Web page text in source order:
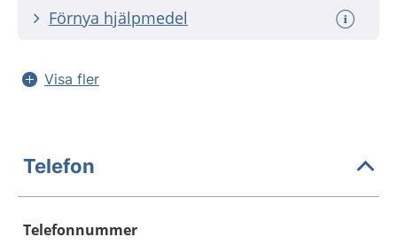
Förnya hjälpmedel
Visa fler
Telefon
Telefonnummer